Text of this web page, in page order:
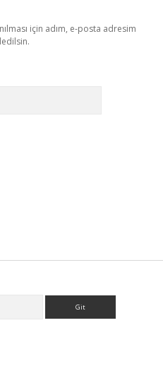
için adım, e-posta adresim